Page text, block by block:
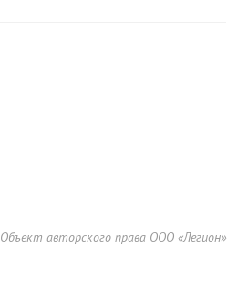
Объект авторского права ООО «Легион»